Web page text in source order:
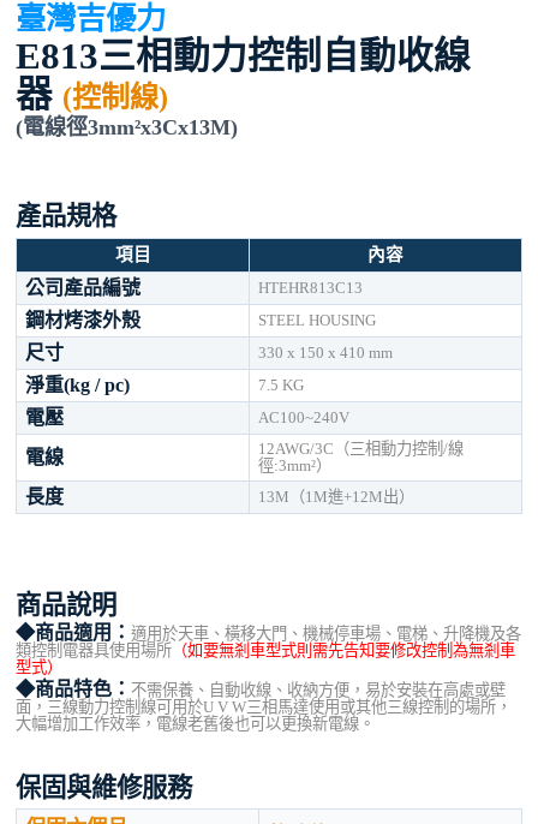
臺灣吉優力
E813三相動力控制自動收線
器 (控制線)
(電線徑3mm²x3Cx13M)
產品規格
項目 內容
公司產品編號 HTEHR813C13
鋼材烤漆外殼 STEEL HOUSING
尺寸 330 x 150 x 410 mm
淨重(kg / pc) 7.5 KG
電壓 AC100~240V
電線
12AWG/3C（三相動力控制/線
徑:3mm²）
長度 13M（1M進+12M出）
商品說明
◆商品適用： 適用於天車、橫移大門、機械停車場、電梯、升降機及各
類控制電器具使用場所 （如要無剎車型式則需先告知要修改控制為無剎車
型式）
◆商品特色： 不需保養、自動收線、收納方便，易於安裝在高處或壁
面，三線動力控制線可用於U V W三相馬達使用或其他三線控制的場所，
大幅增加工作效率，電線老舊後也可以更換新電線。
保固與維修服務